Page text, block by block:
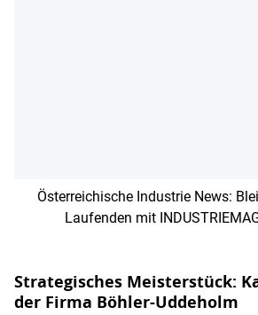
Österreichische Industrie News:
Laufenden mit
Strategisches Meisterstück:
der Firma Böhler-Uddeholm